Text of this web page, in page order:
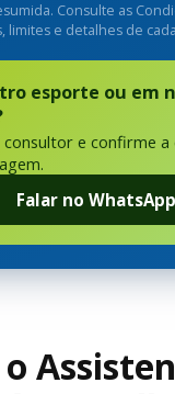
Consulte as
limites e detalhes de
esporte ou em
consultor e confirme
Falar no WhatsApp